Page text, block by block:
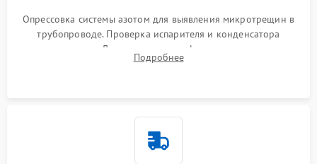
Опрессовка системы азотом для выявления микротрещин в
трубопроводе. Проверка испарителя и конденсатора
течеискателем. Демонтаж старого фильтра-осушителя и
продувка капиллярной трубки для устранения засоров.
Подробнее